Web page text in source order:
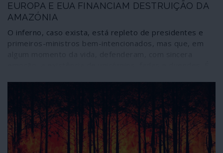
EUROPA E EUA FINANCIAM DESTRUIÇÃO DA
AMAZÓNIA
O inferno, caso exista, está repleto de presidentes e
primeiros-ministros bem-intencionados, mas que, em
relação à desflorestação e às queimadas em território
brasileiro.